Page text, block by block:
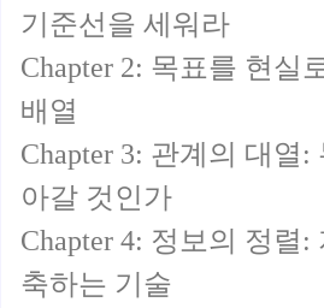
기준선을 세워라
Chapter 2: 목표를 현실
배열
Chapter 3: 관계의 대열
아갈 것인가
Chapter 4: 정보의 정렬:
축하는 기술